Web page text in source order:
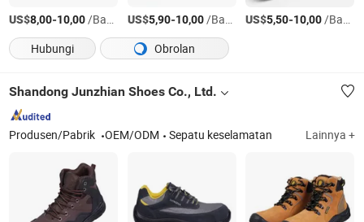
US$8,00-10,00/Bagian US$5,90-10,00/Bagian US$5,50-10,00/Bagian
Hubungi
Obrolan
Shandong Junzhian Shoes Co., Ltd.
Produsen/Pabrik OEM/ODM Sepatu keselamatan Lainnya +